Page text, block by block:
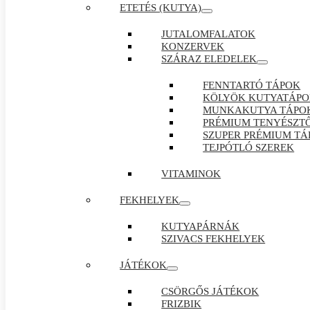
ETETÉS (KUTYA)
JUTALOMFALATOK
KONZERVEK
SZÁRAZ ELEDELEK
FENNTARTÓ TÁPOK
KÖLYÖK
MUNKAKUTYA
PRÉMIUM
SZUPER PRÉMIUM
TEJPÓTLÓ SZEREK
VITAMINOK
FEKHELYEK
KUTYAPÁRNÁK
SZIVACS FEKHELYEK
JÁTÉKOK
CSÖRGŐS JÁTÉKOK
FRIZBIK